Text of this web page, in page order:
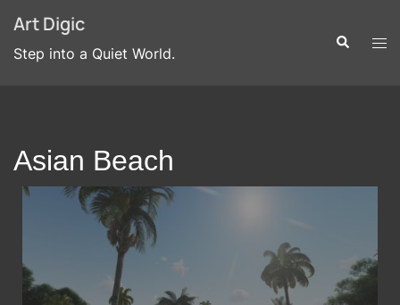
Art Digic
Step into a Quiet World.
Asian Beach